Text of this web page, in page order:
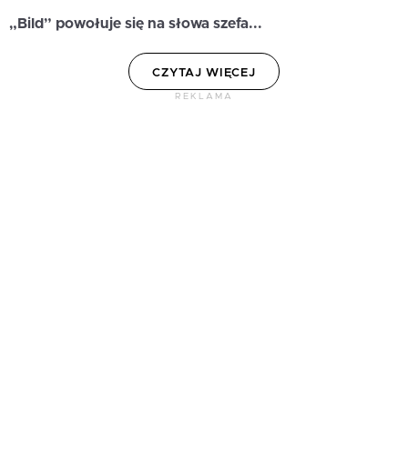
„Bild” powołuje się na słowa szefa...
CZYTAJ WIĘCEJ
REKLAMA